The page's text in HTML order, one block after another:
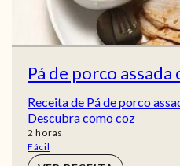
Pá de porco assada
Receita de Pá de porco
Descubra como coz
2 horas
horas
Fácil